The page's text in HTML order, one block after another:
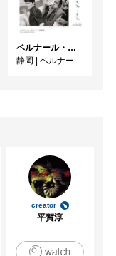
ベルナール・ビュフェと写真 ーカメラがとらえたビュフェとその時代、そして21 世紀へ
静岡 | ベルナール・ビュフェ美術館
creator
平賀淳